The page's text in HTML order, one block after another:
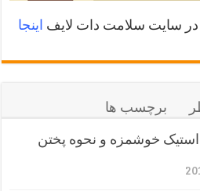
در سایت سلامت دات لایف اینجا
برچسب ها
استیک خوشمزه و نحوه پختن